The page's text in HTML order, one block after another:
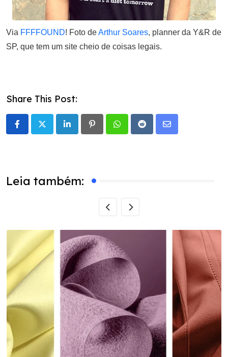
Via FFFFOUND! Foto deArthur Soares, planner da Y&R de
SP, que tem um site cheio de coisas legais.
Share This Post:
LinkedInPinterestWhatsappRedditShare
Leia também: